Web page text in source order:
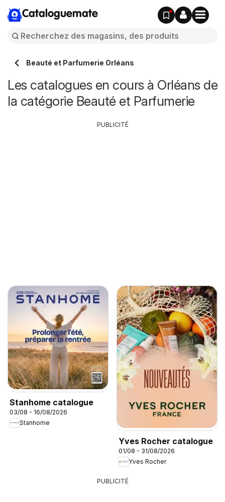
Cataloguemate
Beauté et Parfumerie Orléans
Les catalogues en cours à Orléans de
la catégorie Beauté et Parfumerie
Stanhome catalogue
03/08 - 16/08/2026
Stanhome
Yves Rocher catalogue
01/08 - 31/08/2026
Yves Rocher
PUBLICITÉ
PUBLICITÉ